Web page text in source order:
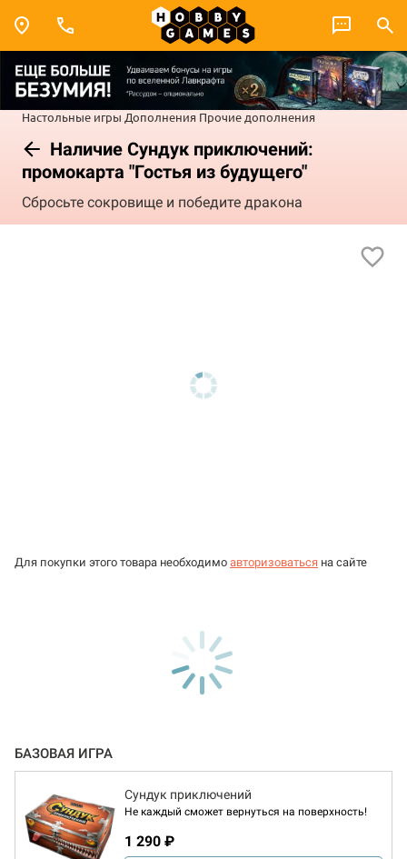
Настольные игры Дополнения Прочие дополнения
Наличие Сундук приключений:
промокарта "Гостья из будущего"
Сбросьте сокровище и победите дракона
Для покупки этого товара необходимо авторизоваться на сайте
БАЗОВАЯ ИГРА
Сундук приключений
Не каждый сможет вернуться на поверхность!
1 290 ₽